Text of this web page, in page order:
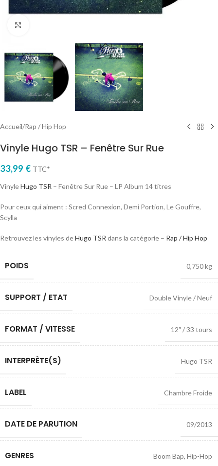
Accueil/Rap / Hip Hop
Vinyle Hugo TSR – Fenêtre Sur Rue
33,99 € TTC*
VinyleHugo TSR – Fenêtre Sur Rue – LP Album 14 titres
Pour ceux qui aiment : Scred Connexion, Demi Portion, Le Gouffre,
Scylla
Retrouvez les vinyles deHugo TSR dans la catégorie – Rap / Hip Hop
POIDS 0,750 kg
SUPPORT / ETAT Double Vinyle / Neuf
FORMAT / VITESSE 12″ / 33 tours
INTERPRÈTE(S) Hugo TSR
LABEL Chambre Froide
DATE DE PARUTION 09/2013
GENRES Boom Bap, Hip-Hop